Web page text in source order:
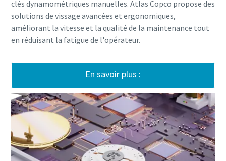
clés dynamométriques manuelles. Atlas Copco propose des
solutions de vissage avancées et ergonomiques,
améliorant la vitesse et la qualité de la maintenance tout
en réduisant la fatigue de l'opérateur.
En savoir plus :